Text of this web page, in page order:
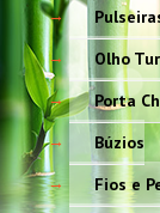
Olho
Porta
Búzios
Fios e